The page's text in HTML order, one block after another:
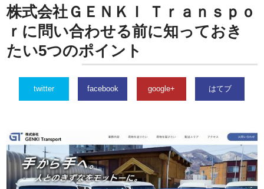
株式会社ＧＥＮＫＩ Ｔｒａｎｓｐｏ
ｒに問い合わせる前に知っておき
たい5つのポイント
twitter facebook google+ はてブ